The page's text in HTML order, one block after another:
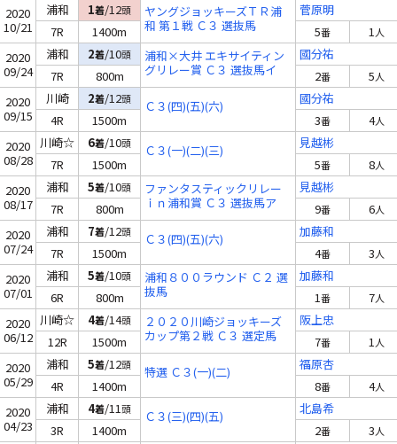
2020
10/21
浦和 1着/12頭
ヤングジョッキーズＴＲ浦
和 第１戦 Ｃ３ 選抜馬
菅原明
7R
1400m 5番 1人
2020
09/24
浦和 2着/10頭
浦和×大井 エキサイティン
グリレー賞 Ｃ３ 選抜馬イ
國分祐
7R
800m 2番 5人
2020
09/15
川崎 2着/12頭 Ｃ３(四)(五)(六)
國分祐
4R
1500m 3番 4人
2020
08/28
川崎☆ 6着/10頭 Ｃ３(一)(二)(三)
見越彬
7R
1500m 5番 8人
2020
08/17
浦和 5着/10頭
ファンタスティックリレー
ｉｎ浦和賞 Ｃ３ 選抜馬ア
見越彬
7R
800m 9番 6人
2020
07/24
浦和 7着/12頭 Ｃ３(四)(五)(六)
加藤和
7R
1500m 4番 3人
2020
07/01
浦和 5着/10頭
浦和８００ラウンド Ｃ２ 選
抜馬
加藤和
6R
800m 1番 7人
2020
06/12
川崎☆ 4着/14頭
２０２０川崎ジョッキーズ
カップ第２戦 Ｃ３ 選定馬
阪上忠
12R
1500m 7番 1人
2020
05/29
浦和 5着/12頭 特選 Ｃ３(一)(二)
福原杏
4R
1400m 8番 4人
2020
04/23
浦和 4着/11頭 Ｃ３(三)(四)(五)
北島希
3R
1400m 2番 3人